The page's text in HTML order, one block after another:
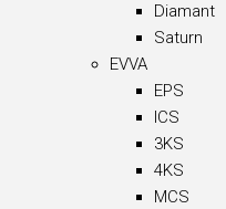
Diamant
Saturn
EVVA
EPS
ICS
3KS
4KS
MCS